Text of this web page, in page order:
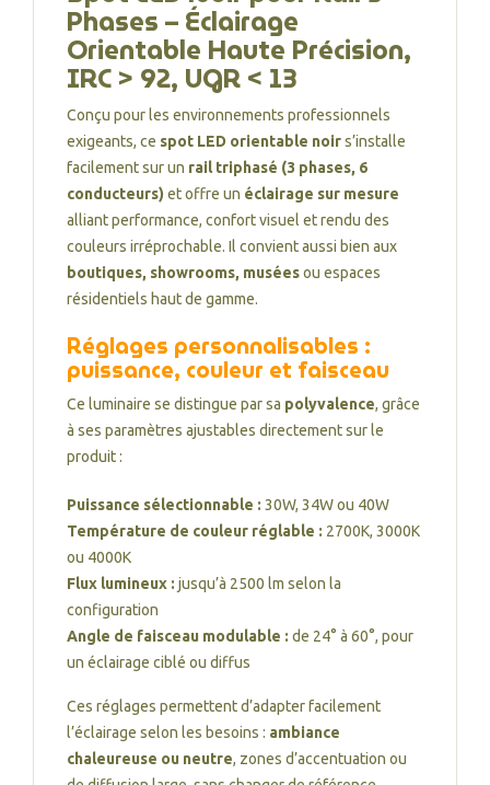
Phases – Éclairage
Orientable Haute Précision,
IRC > 92, UGR < 13
Conçu pour les environnements professionnels
exigeants, ce spot LED orientable noirs’installe
facilement sur un rail triphasé (3 phases, 6
conducteurs) et offre un éclairage sur mesure
alliant performance, confort visuel et rendu des
couleurs irréprochable. Il convient aussi bien aux
boutiques, showrooms, muséesou espaces
résidentiels haut de gamme.
Réglages personnalisables :
puissance, couleur et faisceau
Ce luminaire se distingue par sa polyvalence, grâce
à ses paramètres ajustables directement sur le
produit :
Puissance sélectionnable : 30W, 34W ou 40W
Température de couleur réglable : 2700K, 3000K
ou 4000K
Flux lumineux : jusqu’à 2500 lm selon la
configuration
Angle de faisceau modulable : de 24° à 60°, pour
un éclairage ciblé ou diffus
Ces réglages permettent d’adapter facilement
l’éclairage selon les besoins : ambiance
chaleureuse ou neutre, zones d’accentuation ou